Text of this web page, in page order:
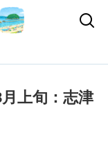
月上旬：志津